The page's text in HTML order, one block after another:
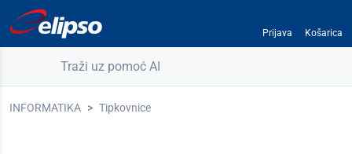
Prijava Košarica
Traži uz pomoć AI
INFORMATIKA Tipkovnice